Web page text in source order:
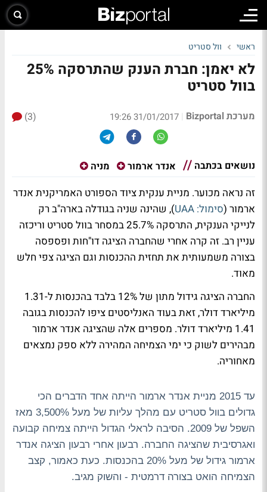
ראשי וול סטריט
לא יאמן: חברת הענק שהתרסקה 25%
בוול סטריט
מערכת Bizportal |
31/01/2017 19:26
(3)
נושאים בכתבה אנדר ארמור מניה
זה נראה מכוער. מניית ענקית ציוד הספורט האמריקנית אנדר
ארמור (סימול: UAA
), שהינה שניה בגודלה בארה"ב רק
לנייקי הענקית, התרסקה 25.7% במסחר בוול סטריט וריכזה
עניין רב. זה קרה אחרי שהחברה הציגה דו"חות ופספסה
בצורה משמעותית את תחזית ההכנסות וגם הציגה צפי חלש
מאוד.
החברה הציגה גידול מתון של 12% בלבד בהכנסות ל-1.31
מיליארד דולר, זאת בעוד האנליסטים ציפו להכנסות בגובה
1.41 מיליארד דולר. מספרים אלה שהציגה אנדר ארמור
מבהירים לשוק כי ימי הצמיחה המהירה ללא ספק נמצאים
מאחוריה.
עד 2015 מניית אנדר ארמור הייתה אחד הדברים הכי
גדולים בוול סטריט עם מהלך עליות של מעל 3,500% מאז
השפל של 2009. הסיבה לראלי הגדול הייתה צמיחה קבועה
ואגרסיבית שהציגה החברה. רבעון אחרי רבעון הציגה אנדר
ארמור גידול של מעל 20% בהכנסות. כעת כאמור, קצב
הצמיחה הואט בצורה דרמטית - והשוק מגיב.